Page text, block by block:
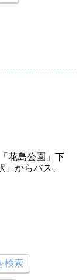
花島公園」下
からバス、
検索